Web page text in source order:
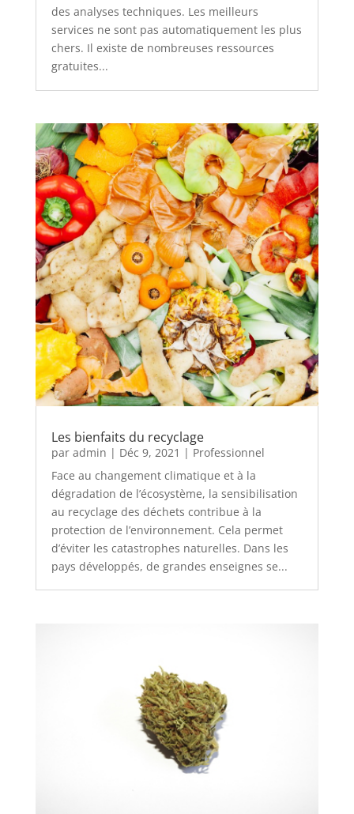
des analyses techniques. Les meilleurs
services ne sont pas automatiquement les plus
chers. Il existe de nombreuses ressources
gratuites...
Les bienfaits du recyclage
par admin | Déc 9, 2021 | Professionnel
Face au changement climatique et à la
dégradation de l’écosystème, la sensibilisation
au recyclage des déchets contribue à la
protection de l’environnement. Cela permet
d’éviter les catastrophes naturelles. Dans les
pays développés, de grandes enseignes se...